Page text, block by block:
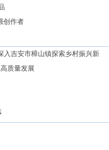
创作者
吉安市樟山镇探索乡村振兴新
质量发展